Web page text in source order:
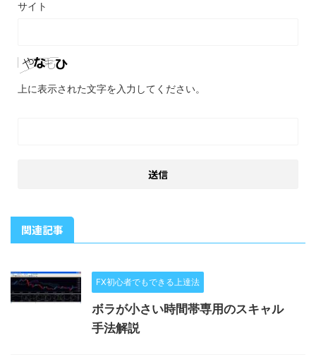
サイト
上に表示された文字を入力してください。
関連記事
FX初心者でもできる上達法
ボラが小さい時間帯専用のスキャル
手法解説